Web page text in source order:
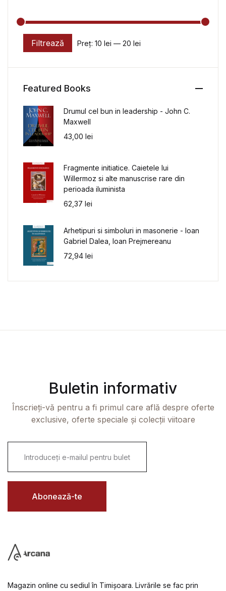
Preț minim
Preț maxim
Filtrează Preț: 10 lei — 20 lei
Featured Books
Drumul cel bun in leadership - John C.
Maxwell
43,00 lei
Fragmente initiatice. Caietele lui
Willermoz si alte manuscrise rare din
perioada iluminista
62,37 lei
Arhetipuri si simboluri in masonerie - Ioan
Gabriel Dalea, Ioan Prejmereanu
72,94 lei
Buletin informativ
Înscrieți-vă pentru a fi primul care află despre oferte
exclusive, oferte speciale și colecții viitoare
i
l
Abonează-te
Magazin online cu sediul în Timișoara. Livrările se fac prin